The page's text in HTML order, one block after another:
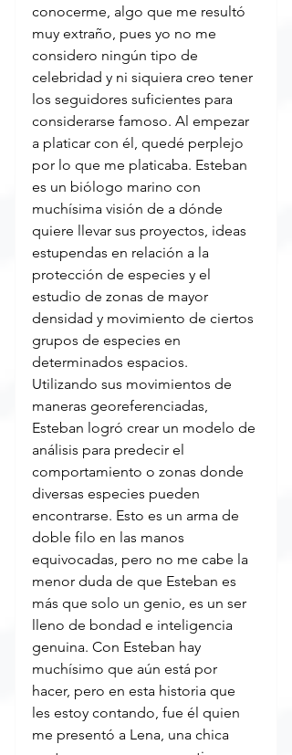
conocerme, algo que me resultó
muy extraño, pues yo no me
considero ningún tipo de
celebridad y ni siquiera creo tener
los seguidores suficientes para
considerarse famoso. Al empezar
a platicar con él, quedé perplejo
por lo que me platicaba. Esteban
es un biólogo marino con
muchísima visión de a dónde
quiere llevar sus proyectos, ideas
estupendas en relación a la
protección de especies y el
estudio de zonas de mayor
densidad y movimiento de ciertos
grupos de especies en
determinados espacios.
Utilizando sus movimientos de
maneras georeferenciadas,
Esteban logró crear un modelo de
análisis para predecir el
comportamiento o zonas donde
diversas especies pueden
encontrarse. Esto es un arma de
doble filo en las manos
equivocadas, pero no me cabe la
menor duda de que Esteban es
más que solo un genio, es un ser
lleno de bondad e inteligencia
genuina. Con Esteban hay
muchísimo que aún está por
hacer, pero en esta historia que
les estoy contando, fue él quien
me presentó a Lena, una chica